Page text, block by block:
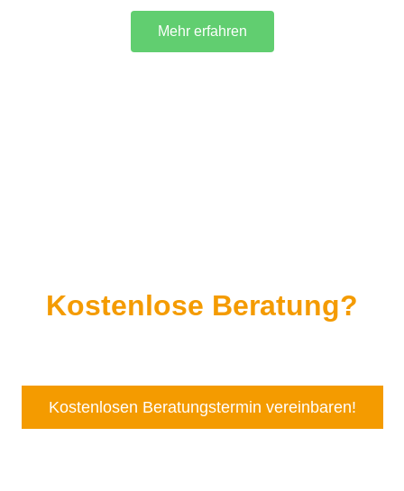
Mehr erfahren
Kostenlose Beratung?
Kostenlosen Beratungstermin vereinbaren!